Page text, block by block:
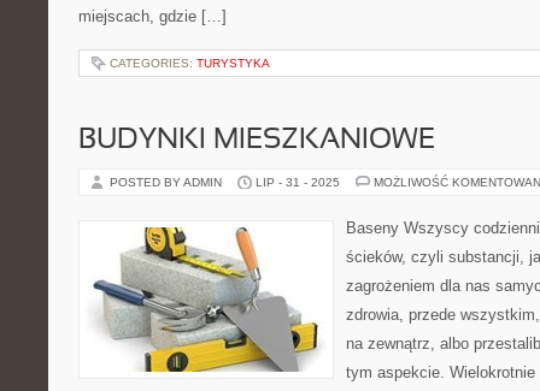
miejscach, gdzie […]
CATEGORIES: TURYSTYKA
BUDYNKI MIESZKANIOWE
POSTED BY ADMIN LIP - 31 - 2025 MOŻLIWOŚĆ
Baseny Wszyscy
ścieków, czyli substancji,
zagrożeniem dla nas
zdrowia, przede
na zewnątrz, albo
tym aspekcie. Wielokrotnie